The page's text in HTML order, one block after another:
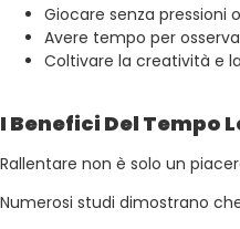
Giocare senza pressioni
Avere tempo per
Coltivare la creatività e
I Benefici Del Tempo
Rallentare non è solo un
Numerosi studi dimostrano